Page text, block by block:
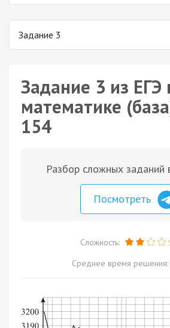
Задание 3
Задание 3 из ЕГЭ
математике
154
Разбор сложных заданий
Посмотреть
Сложность:
Среднее время решения: